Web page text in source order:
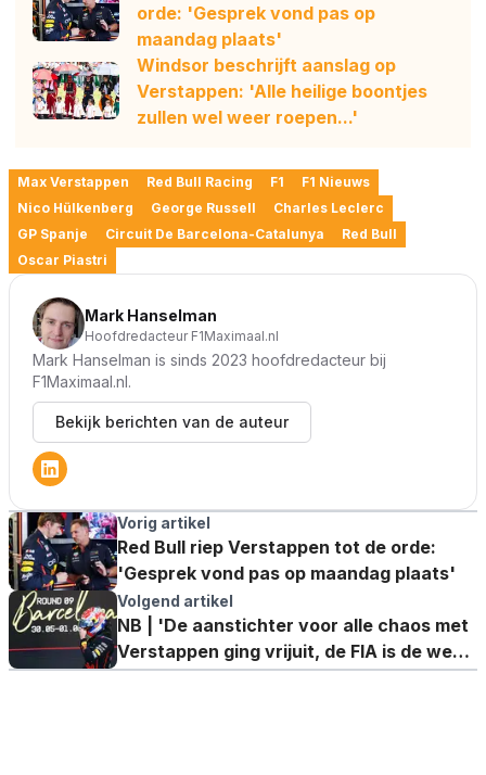
orde: 'Gesprek vond pas op
maandag plaats'
Windsor beschrijft aanslag op
Verstappen: 'Alle heilige boontjes
zullen wel weer roepen...'
Max Verstappen Red Bull Racing F1
F1 Nieuws
Nico Hülkenberg
George Russell
Charles Leclerc
GP Spanje
Circuit De Barcelona-Catalunya
Red Bull
Oscar Piastri
Mark Hanselman
Hoofdredacteur F1Maximaal.nl
Mark Hanselman is sinds 2023 hoofdredacteur bij
F1Maximaal.nl.
Bekijk berichten van de auteur
Vorig artikel
Red Bull riep Verstappen tot de orde:
'Gesprek vond pas op maandag plaats'
Volgend artikel
NB | 'De aanstichter voor alle chaos met
Verstappen ging vrijuit, de FIA is de weg
helemaal kwijt'